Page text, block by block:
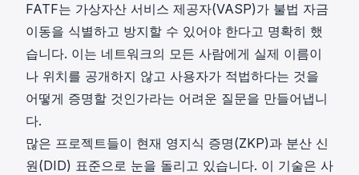
FATF는 가상자산 서비스 제공자(VASP)가 불법 자금
이동을 식별하고 방지할 수 있어야 한다고 명확히 했
습니다. 이는 네트워크의 모든 사람에게 실제 이름이
나 위치를 공개하지 않고 사용자가 적법하다는 것을
어떻게 증명할 것인가라는 어려운 질문을 만들어냅니
다.
많은 프로젝트들이 현재 영지식 증명(ZKP)과 분산 신
원(DID) 표준으로 눈을 돌리고 있습니다. 이 기술은 사